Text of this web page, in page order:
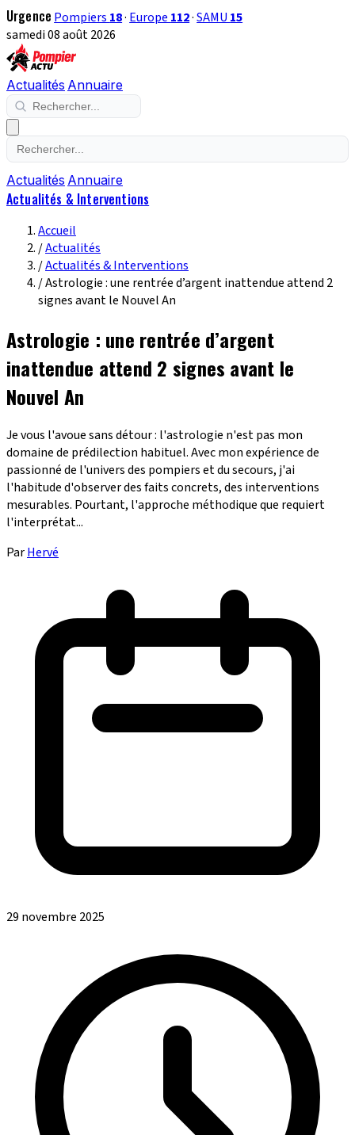
Urgence Pompiers 18· Europe 112·SAMU 15
samedi 08 août 2026
Actualités Annuaire
Actualités Annuaire
Actualités & Interventions
Accueil
/Actualités
/Actualités & Interventions
/Astrologie : une rentrée d’argent inattendue attend 2
signes avant le Nouvel An
Astrologie : une rentrée d’argent
inattendue attend 2 signes avant le
Nouvel An
Je vous l'avoue sans détour : l'astrologie n'est pas mon
domaine de prédilection habituel. Avec mon expérience de
passionné de l'univers des pompiers et du secours, j'ai
l'habitude d'observer des faits concrets, des interventions
mesurables. Pourtant, l'approche méthodique que requiert
l'interprétat...
ParHervé
29 novembre 2025